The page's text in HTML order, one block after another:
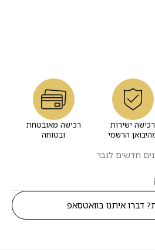
רכישה ישירות
הרשמי
רכישה מאובטחת
ובטוחה
חדשים לגבר
דברו איתנו בוואטסאפ